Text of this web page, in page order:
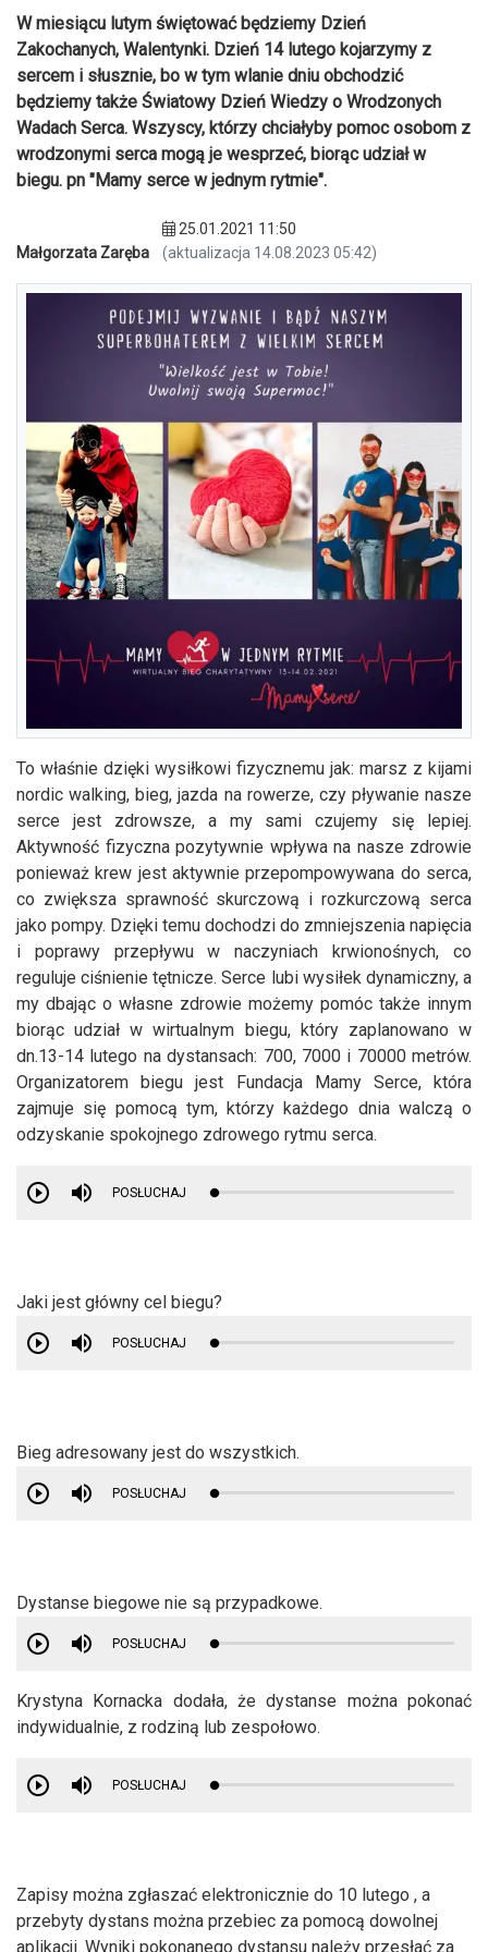
W miesiącu lutym świętować będziemy Dzień
Zakochanych, Walentynki. Dzień 14 lutego kojarzymy z
sercem i słusznie, bo w tym wlanie dniu obchodzić
będziemy także Światowy Dzień Wiedzy o Wrodzonych
Wadach Serca. Wszyscy, którzy chciałyby pomoc osobom z
wrodzonymi serca mogą je wesprzeć, biorąc udział w
biegu. pn "Mamy serce w jednym rytmie".
Małgorzata Zaręba
25.01.2021 11:50
(aktualizacja 14.08.2023 05:42)
To właśnie dzięki wysiłkowi fizycznemu jak: marsz z kijami
nordic walking, bieg, jazda na rowerze, czy pływanie nasze
serce jest zdrowsze, a my sami czujemy się lepiej.
Aktywność fizyczna pozytywnie wpływa na nasze zdrowie
ponieważ krew jest aktywnie przepompowywana do serca,
co zwiększa sprawność skurczową i rozkurczową serca
jako pompy. Dzięki temu dochodzi do zmniejszenia napięcia
i poprawy przepływu w naczyniach krwionośnych, co
reguluje ciśnienie tętnicze. Serce lubi wysiłek dynamiczny, a
my dbając o własne zdrowie możemy pomóc także innym
biorąc udział w wirtualnym biegu, który zaplanowano w
dn.13-14 lutego na dystansach: 700, 7000 i 70000 metrów.
Organizatorem biegu jest Fundacja Mamy Serce, która
zajmuje się pomocą tym, którzy każdego dnia walczą o
odzyskanie spokojnego zdrowego rytmu serca.
POSŁUCHAJ
Jaki jest główny cel biegu?
POSŁUCHAJ
Bieg adresowany jest do wszystkich.
POSŁUCHAJ
Dystanse biegowe nie są przypadkowe.
POSŁUCHAJ
Krystyna Kornacka dodała, że dystanse można pokonać
indywidualnie, z rodziną lub zespołowo.
POSŁUCHAJ
Zapisy można zgłaszać elektronicznie do 10 lutego , a
przebyty dystans można przebiec za pomocą dowolnej
aplikacji. Wyniki pokonanego dystansu należy przesłać za